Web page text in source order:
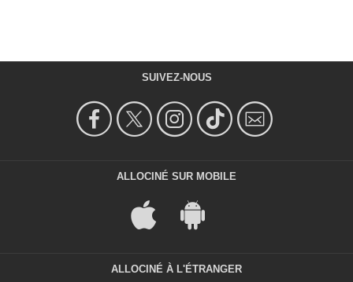
SUIVEZ-NOUS
ALLOCINÉ SUR MOBILE
ALLOCINÉ À L'ÉTRANGER